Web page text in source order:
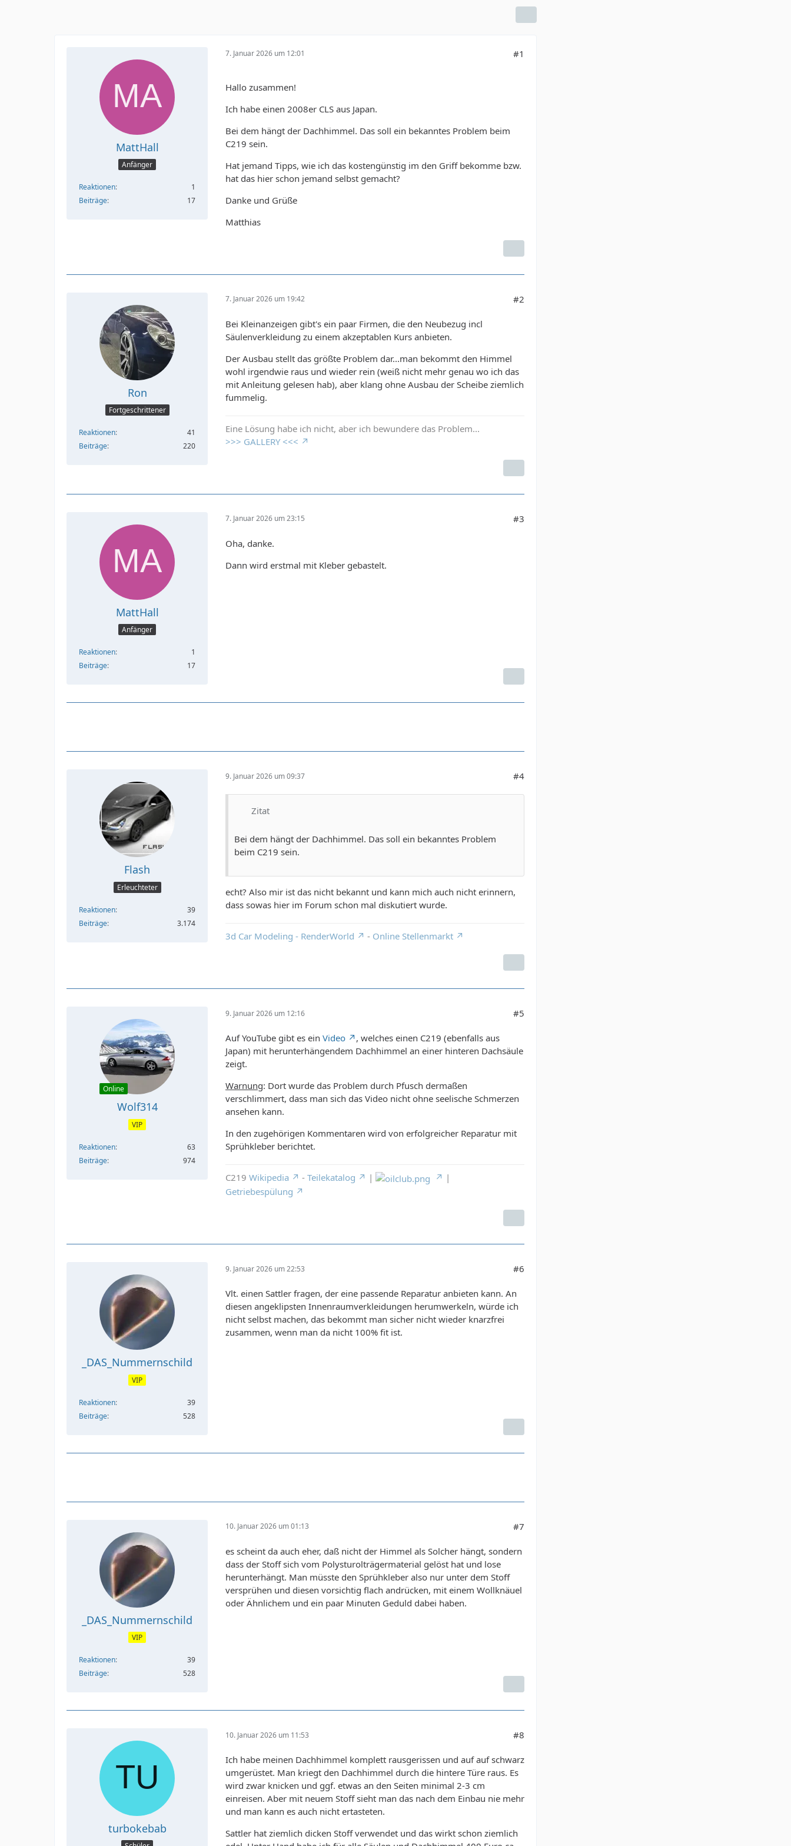
MattHall
Anfänger
Reaktionen
1
Beiträge
17
7. Januar 2026 um 12:01 #1
Hallo zusammen!
Ich habe einen 2008er CLS aus Japan.
Bei dem hängt der Dachhimmel. Das soll ein bekanntes Problem beim
C219 sein.
Hat jemand Tipps, wie ich das kostengünstig im den Griff bekomme bzw.
hat das hier schon jemand selbst gemacht?
Danke und Grüße
Matthias
Ron
Fortgeschrittener
Reaktionen
41
Beiträge
220
7. Januar 2026 um 19:42 #2
Bei Kleinanzeigen gibt's ein paar Firmen, die den Neubezug incl
Säulenverkleidung zu einem akzeptablen Kurs anbieten.
Der Ausbau stellt das größte Problem dar...man bekommt den Himmel
wohl irgendwie raus und wieder rein (weiß nicht mehr genau wo ich das
mit Anleitung gelesen hab), aber klang ohne Ausbau der Scheibe ziemlich
fummelig.
Eine Lösung habe ich nicht, aber ich bewundere das Problem...
>>> GALLERY <<<
MattHall
Anfänger
Reaktionen
1
Beiträge
17
7. Januar 2026 um 23:15 #3
Oha, danke.
Dann wird erstmal mit Kleber gebastelt.
Flash
Erleuchteter
Reaktionen
39
Beiträge
3.174
9. Januar 2026 um 09:37 #4
Zitat
Bei dem hängt der Dachhimmel. Das soll ein bekanntes Problem
beim C219 sein.
echt? Also mir ist das nicht bekannt und kann mich auch nicht erinnern,
dass sowas hier im Forum schon mal diskutiert wurde.
3d Car Modeling - RenderWorld - Online Stellenmarkt
Online
Wolf314
VIP
Reaktionen
63
Beiträge
974
9. Januar 2026 um 12:16 #5
Auf YouTube gibt es ein Video
, welches einen C219 (ebenfalls aus
Japan) mit herunterhängendem Dachhimmel an einer hinteren Dachsäule
zeigt.
Warnung: Dort wurde das Problem durch Pfusch dermaßen
verschlimmert, dass man sich das Video nicht ohne seelische Schmerzen
ansehen kann.
In den zugehörigen Kommentaren wird von erfolgreicher Reparatur mit
Sprühkleber berichtet.
C219 Wikipedia - Teilekatalog |
|
Getriebespülung
_DAS_Nummernschild
VIP
Reaktionen
39
Beiträge
528
9. Januar 2026 um 22:53 #6
Vlt. einen Sattler fragen, der eine passende Reparatur anbieten kann. An
diesen angeklipsten Innenraumverkleidungen herumwerkeln, würde ich
nicht selbst machen, das bekommt man sicher nicht wieder knarzfrei
zusammen, wenn man da nicht 100% fit ist.
_DAS_Nummernschild
VIP
Reaktionen
39
Beiträge
528
10. Januar 2026 um 01:13 #7
es scheint da auch eher, daß nicht der Himmel als Solcher hängt, sondern
dass der Stoff sich vom Polysturolträgermaterial gelöst hat und lose
herunterhängt. Man müsste den Sprühkleber also nur unter dem Stoff
versprühen und diesen vorsichtig flach andrücken, mit einem Wollknäuel
oder Ähnlichem und ein paar Minuten Geduld dabei haben.
turbokebab
10. Januar 2026 um 11:53 #8
Ich habe meinen Dachhimmel komplett rausgerissen und auf auf schwarz
umgerüstet. Man kriegt den Dachhimmel durch die hintere Türe raus. Es
wird zwar knicken und ggf. etwas an den Seiten minimal 2-3 cm
einreisen. Aber mit neuem Stoff sieht man das nach dem Einbau nie mehr
und man kann es auch nicht ertasteten.
Sattler hat ziemlich dicken Stoff verwendet und das wirkt schon ziemlich